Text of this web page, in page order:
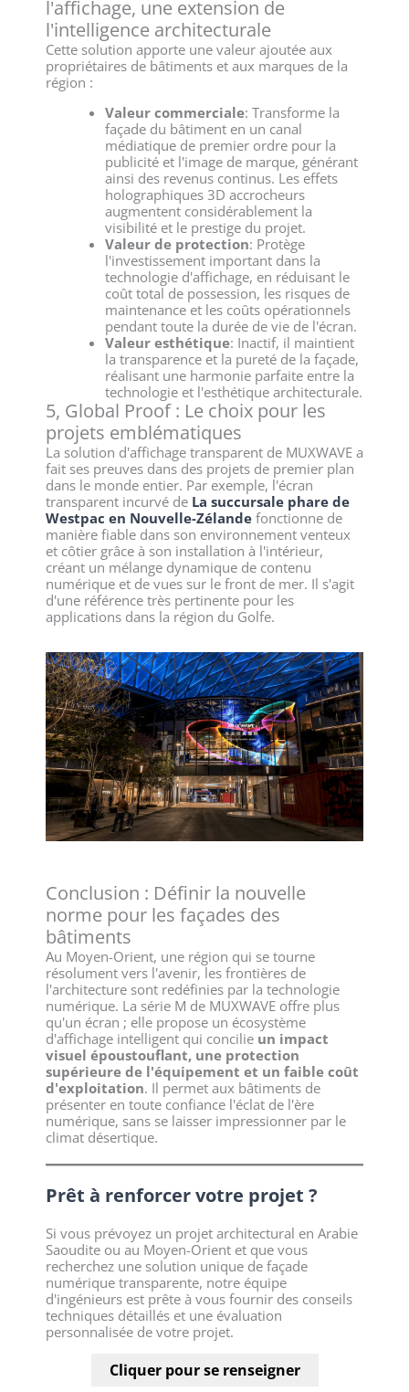
l'affichage, une extension de
l'intelligence architecturale
Cette solution apporte une valeur ajoutée aux
propriétaires de bâtiments et aux marques de la
région :
Valeur commerciale: Transforme la
façade du bâtiment en un canal
médiatique de premier ordre pour la
publicité et l'image de marque, générant
ainsi des revenus continus. Les effets
holographiques 3D accrocheurs
augmentent considérablement la
visibilité et le prestige du projet.
Valeur de protection: Protège
l'investissement important dans la
technologie d'affichage, en réduisant le
coût total de possession, les risques de
maintenance et les coûts opérationnels
pendant toute la durée de vie de l'écran.
Valeur esthétique: Inactif, il maintient
la transparence et la pureté de la façade,
réalisant une harmonie parfaite entre la
technologie et l'esthétique architecturale.
5, Global Proof : Le choix pour les
projets emblématiques
La solution d'affichage transparent de MUXWAVE a
fait ses preuves dans des projets de premier plan
dans le monde entier. Par exemple, l'écran
transparent incurvé de La succursale phare de
Westpac en Nouvelle-Zélande fonctionne de
manière fiable dans son environnement venteux
et côtier grâce à son installation à l'intérieur,
créant un mélange dynamique de contenu
numérique et de vues sur le front de mer. Il s'agit
d'une référence très pertinente pour les
applications dans la région du Golfe.
Conclusion : Définir la nouvelle
norme pour les façades des
bâtiments
Au Moyen-Orient, une région qui se tourne
résolument vers l'avenir, les frontières de
l'architecture sont redéfinies par la technologie
numérique. La série M de MUXWAVE offre plus
qu'un écran ; elle propose un écosystème
d'affichage intelligent qui concilie un impact
visuel époustouflant, une protection
supérieure de l'équipement et un faible coût
d'exploitation. Il permet aux bâtiments de
présenter en toute confiance l'éclat de l'ère
numérique, sans se laisser impressionner par le
climat désertique.
Prêt à renforcer votre projet ?
Si vous prévoyez un projet architectural en Arabie
Saoudite ou au Moyen-Orient et que vous
recherchez une solution unique de façade
numérique transparente, notre équipe
d'ingénieurs est prête à vous fournir des conseils
techniques détaillés et une évaluation
personnalisée de votre projet.
Cliquer pour se renseigner